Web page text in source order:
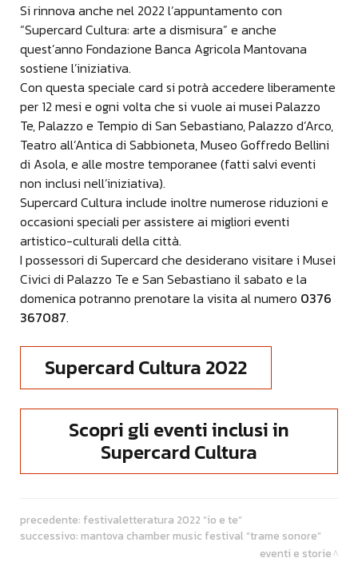
Si rinnova anche nel 2022 l’appuntamento con
“Supercard Cultura: arte a dismisura” e anche
quest’anno Fondazione Banca Agricola Mantovana
sostiene l’iniziativa.
Con questa speciale card si potrà accedere liberamente
per 12 mesi e ogni volta che si vuole ai musei Palazzo
Te, Palazzo e Tempio di San Sebastiano, Palazzo d’Arco,
Teatro all’Antica di Sabbioneta, Museo Goffredo Bellini
di Asola, e alle mostre temporanee (fatti salvi eventi
non inclusi nell’iniziativa).
Supercard Cultura include inoltre numerose riduzioni e
occasioni speciali per assistere ai migliori eventi
artistico-culturali della città.
I possessori di Supercard che desiderano visitare i Musei
Civici di Palazzo Te e San Sebastiano il sabato e la
domenica potranno prenotare la visita al numero 0376
367087.
Supercard Cultura 2022
Scopri gli eventi inclusi in
Supercard Cultura
precedente: festivaletteratura 2022 “io e te”
successivo: mantova chamber music festival “trame sonore”
eventi e storie